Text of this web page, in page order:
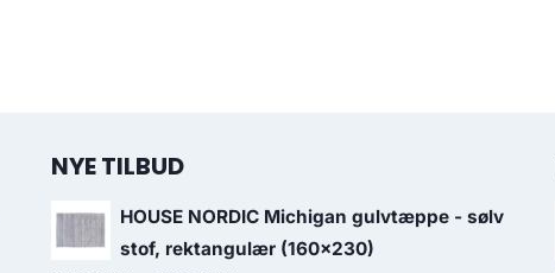
NYE TILBUD
HOUSE NORDIC Michigan gulvtæppe - sølv
stof, rektangulær (160x230)